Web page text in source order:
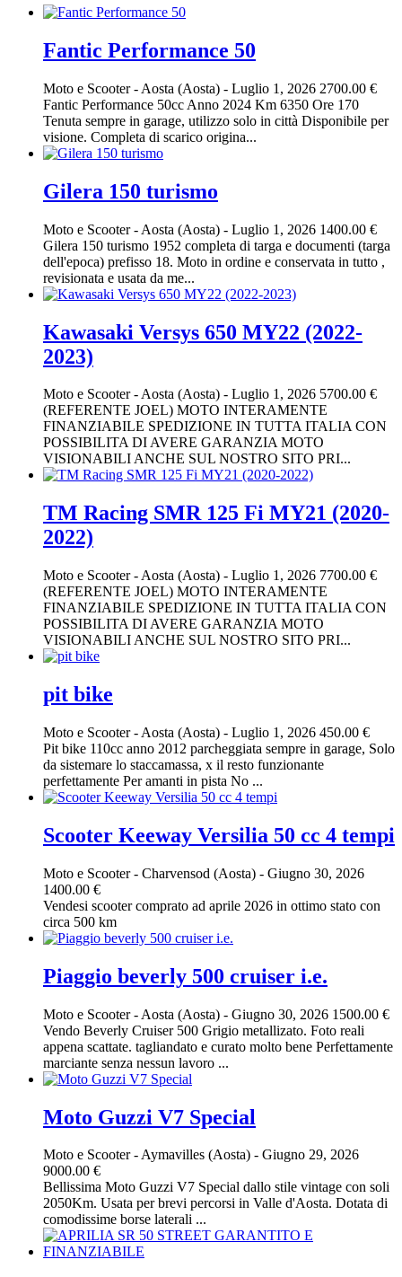
Fantic Performance 50
Moto e Scooter- Aosta (Aosta) - Luglio 1, 2026 2700.00 €
Fantic Performance 50cc Anno 2024 Km 6350 Ore 170
Tenuta sempre in garage, utilizzo solo in città Disponibile per
visione. Completa di scarico origina...
Gilera 150 turismo
Moto e Scooter- Aosta (Aosta) - Luglio 1, 2026 1400.00 €
Gilera 150 turismo 1952 completa di targa e documenti (targa
dell'epoca) prefisso 18. Moto in ordine e conservata in tutto ,
revisionata e usata da me...
Kawasaki Versys 650 MY22 (2022-
2023)
Moto e Scooter-Aosta (Aosta) - Luglio 1, 2026 5700.00 €
(REFERENTE JOEL) MOTO INTERAMENTE
FINANZIABILE SPEDIZIONE IN TUTTA ITALIA CON
POSSIBILITA DI AVERE GARANZIA MOTO
VISIONABILI ANCHE SUL NOSTRO SITO PRI...
TM Racing SMR 125 Fi MY21 (2020-
2022)
Moto e Scooter- Aosta (Aosta) - Luglio 1, 2026 7700.00 €
(REFERENTE JOEL) MOTO INTERAMENTE
FINANZIABILE SPEDIZIONE IN TUTTA ITALIA CON
POSSIBILITA DI AVERE GARANZIA MOTO
VISIONABILI ANCHE SUL NOSTRO SITO PRI...
pit bike
Moto e Scooter- Aosta (Aosta) - Luglio 1, 2026 450.00 €
Pit bike 110cc anno 2012 parcheggiata sempre in garage, Solo
da sistemare lo staccamassa, x il resto funzionante
perfettamente Per amanti in pista No ...
Scooter Keeway Versilia 50 cc 4 tempi
Moto e Scooter- Charvensod (Aosta) - Giugno 30, 2026
1400.00 €
Vendesi scooter comprato ad aprile 2026 in ottimo stato con
circa 500 km
Piaggio beverly 500 cruiser i.e.
Moto e Scooter- Aosta (Aosta) - Giugno 30, 2026 1500.00 €
Vendo Beverly Cruiser 500 Grigio metallizato. Foto reali
appena scattate. tagliandato e curato molto bene Perfettamente
marciante senza nessun lavoro ...
Moto Guzzi V7 Special
Moto e Scooter-Aymavilles (Aosta) - Giugno 29, 2026
9000.00 €
Bellissima Moto Guzzi V7 Special dallo stile vintage con soli
2050Km. Usata per brevi percorsi in Valle d'Aosta. Dotata di
comodissime borse laterali ...